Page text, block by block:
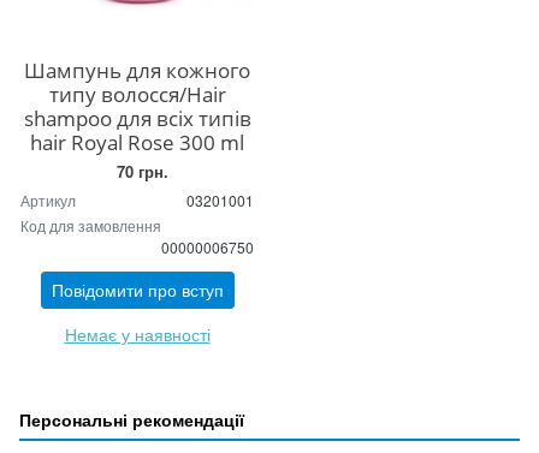
Шампунь для кожного
типу волосся/Hair
shampoo для всіх типів
hair Royal Rose 300 ml
70 грн.
Артикул
03201001
Код для замовлення
00000006750
Повідомити про вступ
Немає у наявності
Персональні рекомендації